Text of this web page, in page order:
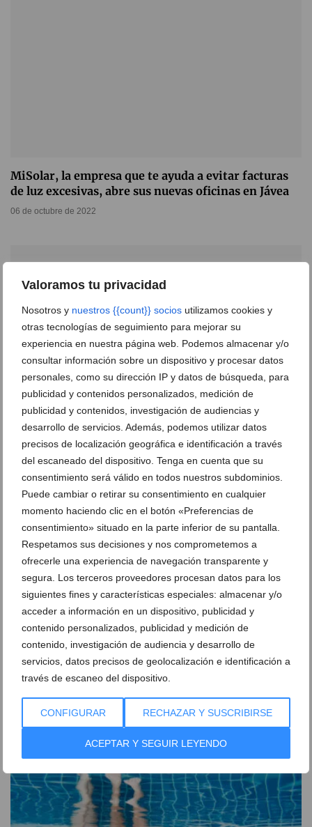
Valoramos tu privacidad
Nosotros y nuestros {{count}} socios utilizamos cookies y
otras tecnologías de seguimiento para mejorar su
experiencia en nuestra página web. Podemos almacenar y/o
consultar información sobre un dispositivo y procesar datos
personales, como su dirección IP y datos de búsqueda, para
publicidad y contenidos personalizados, medición de
publicidad y contenidos, investigación de audiencias y
desarrollo de servicios. Además, podemos utilizar datos
precisos de localización geográfica e identificación a través
del escaneado del dispositivo. Tenga en cuenta que su
consentimiento será válido en todos nuestros subdominios.
Puede cambiar o retirar su consentimiento en cualquier
momento haciendo clic en el botón «Preferencias de
consentimiento» situado en la parte inferior de su pantalla.
Respetamos sus decisiones y nos comprometemos a
ofrecerle una experiencia de navegación transparente y
segura. Los terceros proveedores procesan datos para los
siguientes fines y características especiales: almacenar y/o
acceder a información en un dispositivo, publicidad y
contenido personalizados, publicidad y medición de
contenido, investigación de audiencia y desarrollo de
servicios, datos precisos de geolocalización e identificación a
través de escaneo del dispositivo.
CONFIGURAR RECHAZAR Y SUSCRIBIRSE
ACEPTAR Y SEGUIR LEYENDO
MiSolar, la empresa que te ayuda a evitar facturas
de luz excesivas, abre sus nuevas oficinas en Jávea
06 de octubre de 2022
¿Quieres evitar facturas de agua desmesuradas? Te
contamos cómo conseguirlo
08 de marzo de 2022
Evita facturas de agua desmesuradas por fugas no
detectadas gracias a MiAgua